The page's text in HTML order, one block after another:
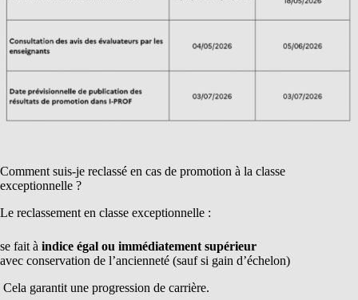
Comment suis-je reclassé en cas de promotion à la classe
exceptionnelle ?
Le reclassement en classe exceptionnelle :
se fait à indice égal ou immédiatement supérieur
avec conservation de l’ancienneté (sauf si gain d’échelon)
Cela garantit une progression de carrière.